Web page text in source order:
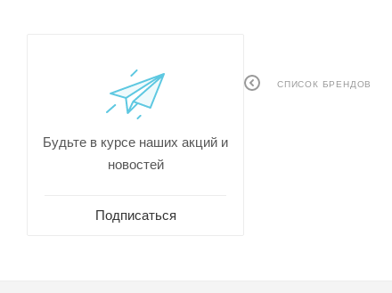
СПИСОК БРЕНДОВ
Будьте в курсе наших акций и
новостей
Подписаться